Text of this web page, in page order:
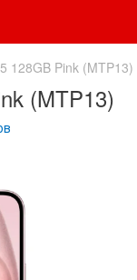
128GB Pink (MTP13)
(MTP13)